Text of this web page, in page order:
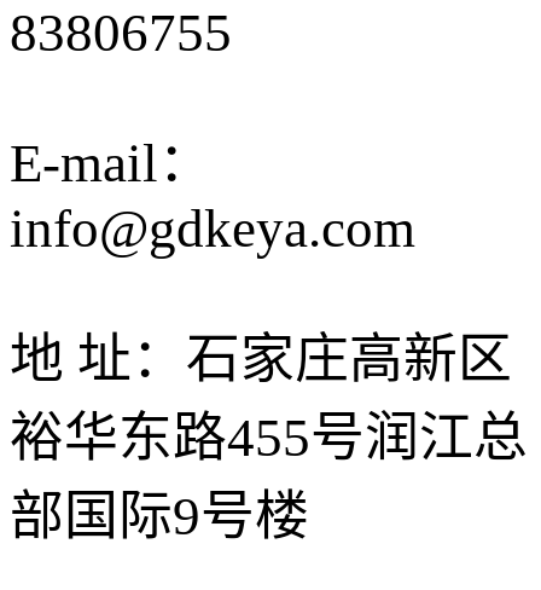
83806755
E-mail：
info@gdkeya.com
地 址：石家庄高新区
裕华东路455号润江总
部国际9号楼